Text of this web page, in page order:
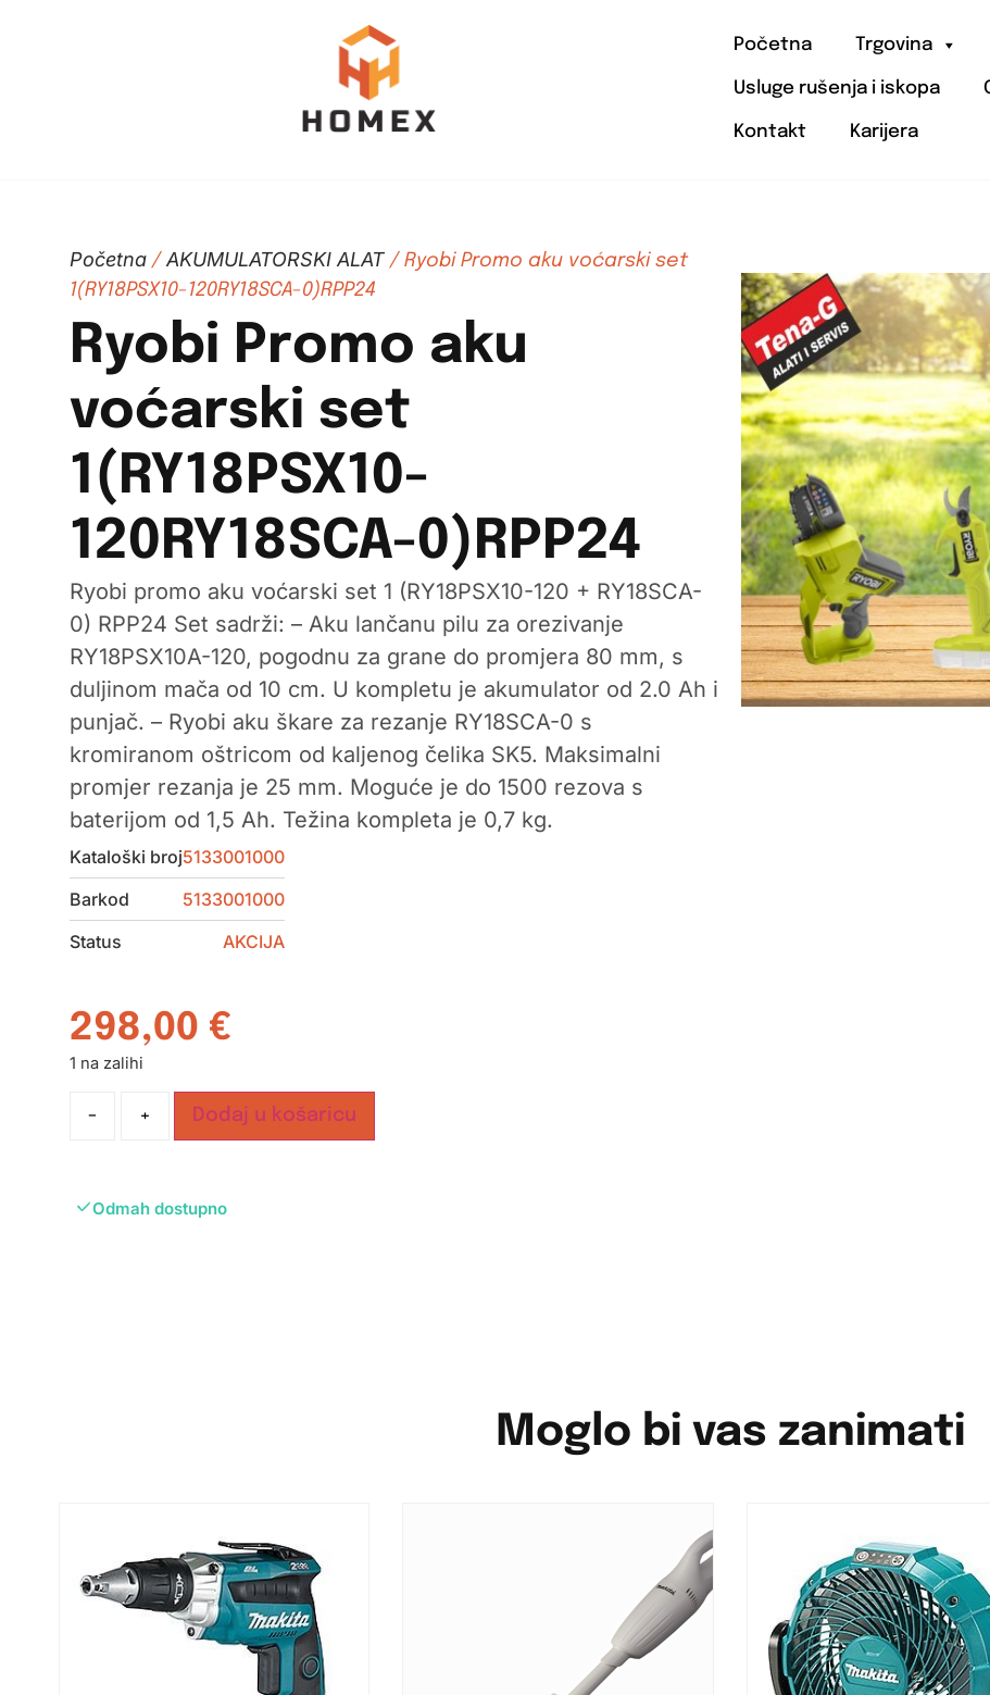
Početna Trgovina
Usluge rušenja i iskopa
Kontakt Karijera
Početna/AKUMULATORSKI ALAT/ Ryobi Promo aku voćarski set
1(RY18PSX10-120RY18SCA-0)RPP24
Ryobi Promo aku
voćarski set
1(RY18PSX10-
120RY18SCA-0)RPP24
Ryobi promo aku voćarski set 1 (RY18PSX10-120 + RY18SCA-
0) RPP24 Set sadrži: – Aku lančanu pilu za orezivanje
RY18PSX10A-120, pogodnu za grane do promjera 80 mm, s
duljinom mača od 10 cm. U kompletu je akumulator od 2.0 Ah i
punjač. – Ryobi aku škare za rezanje RY18SCA-0 s
kromiranom oštricom od kaljenog čelika SK5. Maksimalni
promjer rezanja je 25 mm. Moguće je do 1500 rezova s
baterijom od 1,5 Ah. Težina kompleta je 0,7 kg.
Kataloški broj5133001000
Barkod
5133001000
Status
AKCIJA
298,00 €
1 na zalihi
- + Dodaj u košaricu
Odmah dostupno
Moglo bi vas zanimati